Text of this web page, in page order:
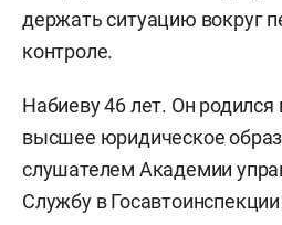
держать ситуацию вокруг
контроле.
Набиеву 46 лет. Он
высшее юридическое
слушателем Академии
Службу в